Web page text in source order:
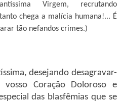
Virgem, recrutando
chega a malícia humana!... É
tão nefandos crimes.)
desejando desagravar-
Coração Doloroso e
das blasfêmias que se